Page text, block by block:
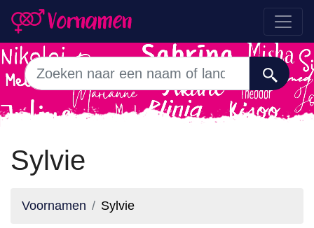
Sylvie
Voornamen Sylvie